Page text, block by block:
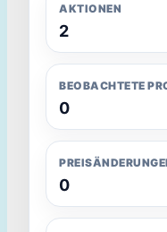
AKTIONEN
2
BEOBACHTETE
0
0